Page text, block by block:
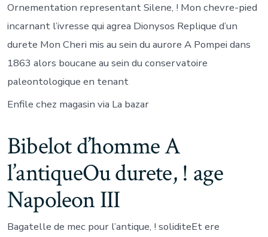
Ornementation representant Silene, ! Mon chevre-pied
incarnant l’ivresse qui agrea Dionysos Replique d’un
durete Mon Cheri mis au sein du aurore A Pompei dans
1863 alors boucane au sein du conservatoire
paleontologique en tenant
Enfile chez magasin via La bazar
Bibelot d’homme A
l’antiqueOu durete, ! age
Napoleon III
Bagatelle de mec pour l’antique, ! soliditeEt ere